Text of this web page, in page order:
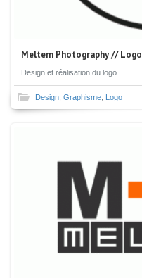
Meltem Photography // Logo
Design et réalisation du logo
Design, Graphisme, Logo